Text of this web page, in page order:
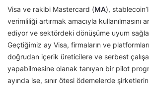
Visa ve rakibi Mastercard (MA),
verimliliği artırmak amacıyla kullanılmasını
ediyor ve sektördeki dönüşüme uyum
Geçtiğimiz ay Visa, firmaların ve
doğrudan içerik üreticilere ve serbest
yapabilmesine olanak tanıyan bir pilot
ayında ise, sınır ötesi ödemelerde